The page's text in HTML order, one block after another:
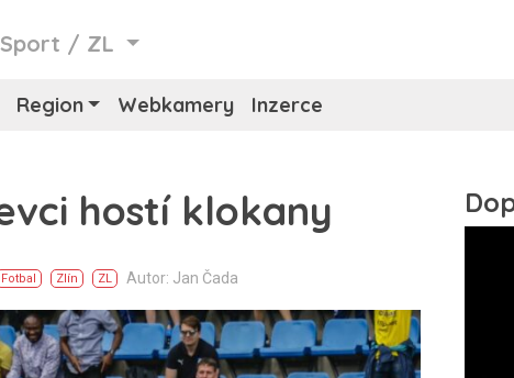
Sport / ZL
Region Webkamery Inzerce
hostí klokany
Fotbal Zlín ZL Autor: Jan Čada